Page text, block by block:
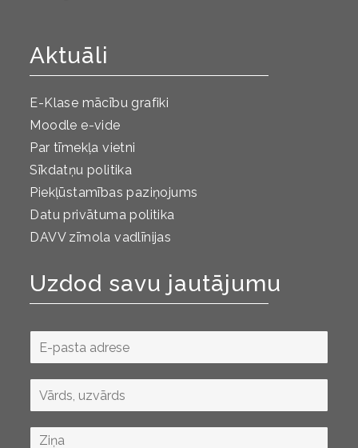
Aktuāli
E-Klase mācību grafiki
Moodle e-vide
Par tīmekļa vietni
Sīkdatņu politika
Piekļūstamības paziņojums
Datu privātuma politika
DAVV zīmola vadlīnijas
Uzdod savu jautājumu